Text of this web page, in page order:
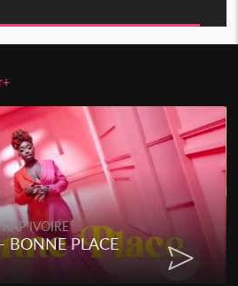
RAP IVOIRE
BONNE PLACE